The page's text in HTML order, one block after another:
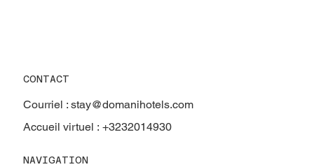
CONTACT
Courriel : stay@domanihotels.com
Accueil virtuel : +3232014930
NAVIGATION